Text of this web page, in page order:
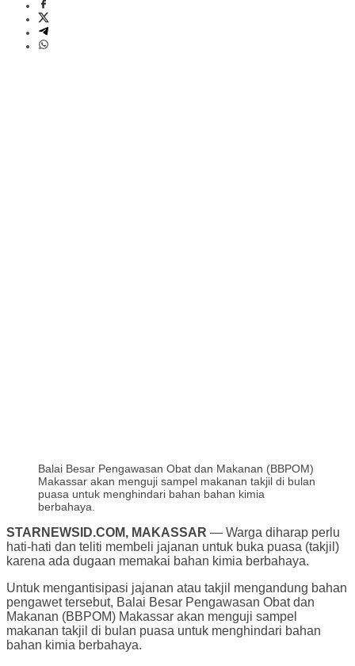
Balai Besar Pengawasan Obat dan Makanan (BBPOM)
Makassar akan menguji sampel makanan takjil di bulan
puasa untuk menghindari bahan bahan kimia
berbahaya.
STARNEWSID.COM, MAKASSAR — Warga diharap perlu
hati-hati dan teliti membeli jajanan untuk buka puasa (takjil)
karena ada dugaan memakai bahan kimia berbahaya.
Untuk mengantisipasi jajanan atau takjil mengandung bahan
pengawet tersebut, Balai Besar Pengawasan Obat dan
Makanan (BBPOM) Makassar akan menguji sampel
makanan takjil di bulan puasa untuk menghindari bahan
bahan kimia berbahaya.